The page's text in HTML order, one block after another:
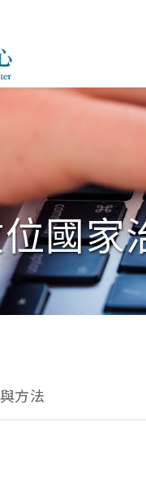
心
國家
方法